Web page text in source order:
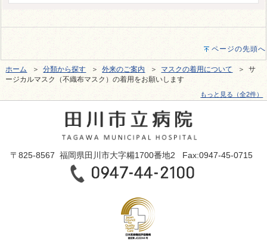
ページの先頭へ
ホーム ＞分類から探す ＞外来のご案内 ＞ マスクの着用について
＞ サ
ージカルマスク（不織布マスク）の着用をお願いします
もっと見る（全2件）
〒825-8567 福岡県田川市大字糒1700番地2 Fax:0947-45-0715